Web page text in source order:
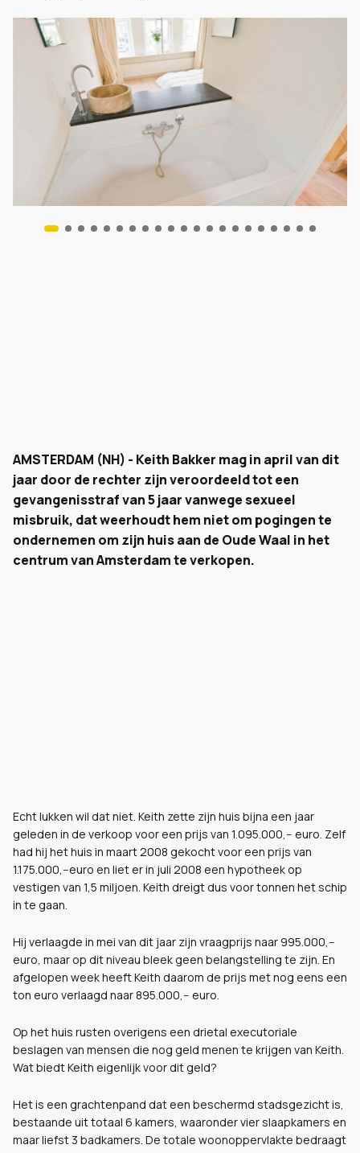
AMSTERDAM (NH) - Keith Bakker mag in april van dit
jaar door de rechter zijn veroordeeld tot een
gevangenisstraf van 5 jaar vanwege sexueel
misbruik, dat weerhoudt hem niet om pogingen te
ondernemen om zijn huis aan de Oude Waal in het
centrum van Amsterdam te verkopen.
Echt lukken wil dat niet. Keith zette zijn huis bijna een jaar
geleden in de verkoop voor een prijs van 1.095.000,-- euro. Zelf
had hij het huis in maart 2008 gekocht voor een prijs van
1.175.000,--euro en liet er in juli 2008 een hypotheek op
vestigen van 1,5 miljoen. Keith dreigt dus voor tonnen het schip
in te gaan.
Hij verlaagde in mei van dit jaar zijn vraagprijs naar 995.000,--
euro, maar op dit niveau bleek geen belangstelling te zijn. En
afgelopen week heeft Keith daarom de prijs met nog eens een
ton euro verlaagd naar 895.000,-- euro.
Op het huis rusten overigens een drietal executoriale
beslagen van mensen die nog geld menen te krijgen van Keith.
Wat biedt Keith eigenlijk voor dit geld?
Het is een grachtenpand dat een beschermd stadsgezicht is,
bestaande uit totaal 6 kamers, waaronder vier slaapkamers en
maar liefst 3 badkamers. De totale woonoppervlakte bedraagt